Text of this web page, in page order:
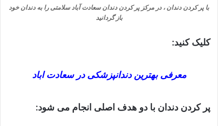
با پر کردن دندان ، در مرکز پر کردن دندان سعادت آباد سلامتی را به دندان خود
باز گردانید
کلیک کنید:
معرفی بهترین دندانپزشکی در سعادت اباد
پر کردن دندان با دو هدف اصلی انجام می شود: